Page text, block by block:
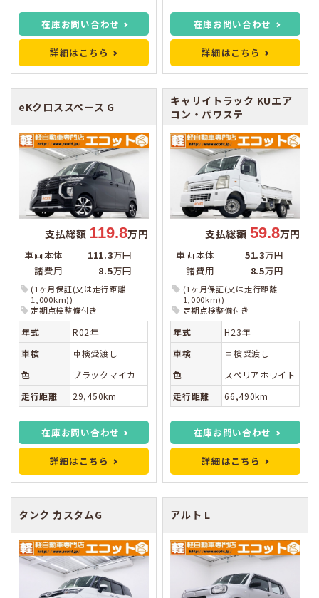
在庫お問い合わせ
詳細はこちら
在庫お問い合わせ
詳細はこちら
eKクロススペース G
支払総額 119.8万円
車両本体 111.3万円
諸費用
8.5万円
(1ヶ月保証(又は走行距離
1,000km))
定期点検整備付き
年式
R02年
車検
車検受渡し
色
ブラックマイカ
走行距離
29,450km
在庫お問い合わせ
詳細はこちら
キャリイトラック KUエア
コン・パワステ
支払総額 59.8万円
車両本体 51.3万円
諸費用
8.5万円
(1ヶ月保証(又は走行距離
1,000km))
定期点検整備付き
年式
H23年
車検
車検受渡し
色
スペリアホワイト
走行距離
66,490km
在庫お問い合わせ
詳細はこちら
タンク カスタムG アルト L